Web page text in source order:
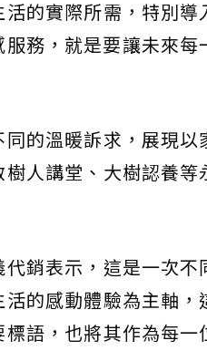
的實際所需，特別
務，就是要讓未來
同的溫暖訴求，展現
人講堂、大樹認養
銷表示，這是一次
的感動體驗為主軸，
語，也將其作為每